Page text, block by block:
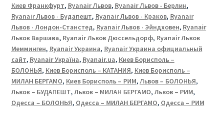
Киев Франкфурт, Ryanair Львов, Ryanair Львов - Берлин,
Ryanair Львов - Будапешт, Ryanair Львов - Краков, Ryanair
Львов - Лондон-Станстед, Ryanair Львов - Эйндховен, Ryanair
Львов Варшава, Ryanair Львов Дюссельдорф, Ryanair Львов
Мемминген, Ryanair Украина, Ryanair Украина официальный
сайт, Ryanair Україна, Ryanair.ua, Киев Борисполь –
БОЛОНЬЯ, Киев Борисполь – КАТАНИЯ, Киев Борисполь –
МИЛАН БЕРГАМО, Киев Борисполь – РИМ,Львов – БОЛОНЬЯ,
Львов – БУДАПЕШТ,Львов – МИЛАН БЕРГАМО,Львов – РИМ,
Одесса – БОЛОНЬЯ, Одесса – МИЛАН БЕРГАМО, Одесса – РИМ